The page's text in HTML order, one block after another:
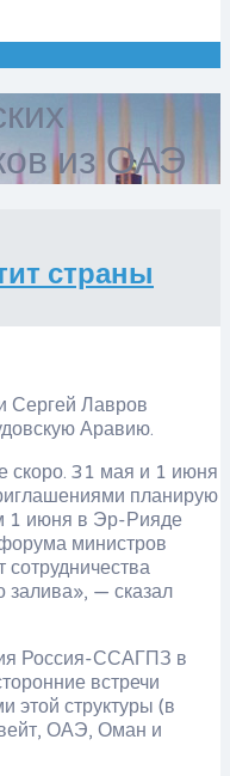
из ОАЭ
страны
Сергей Лавров
Аравию.
скоро. 31 мая и 1 июня
планирую
1 июня в Эр-Рияде
министров
залива», — сказал
Россия-ССАГПЗ в
встречи
этой структуры (в
ОАЭ, Оман и